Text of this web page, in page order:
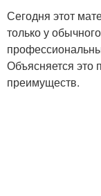
Сегодня этот
только у
Объясняется это
преимуществ.